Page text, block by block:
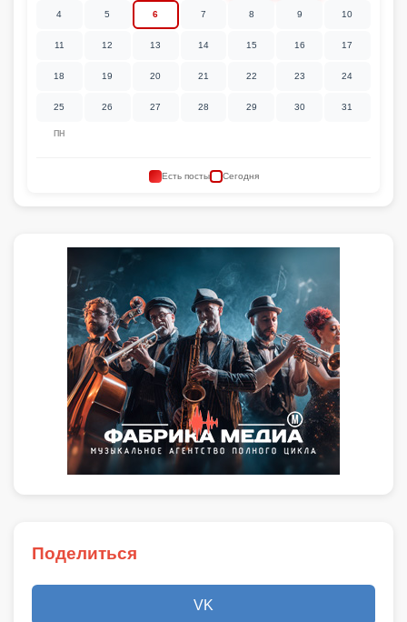
ПН
4 5 6 7 8 9 10
11 12 13 14 15 16 17
18 19 20 21 22 23 24
25 26 27 28 29 30 31
Есть посты Сегодня
Поделиться
VK